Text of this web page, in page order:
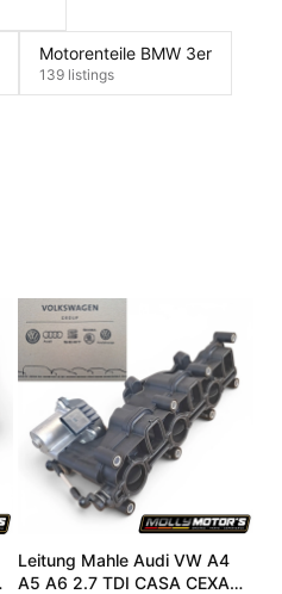
Motorenteile BMW 3er
139 listings
Leitung Mahle Audi VW A4
A5 A6 2.7 TDI CASA CEXA